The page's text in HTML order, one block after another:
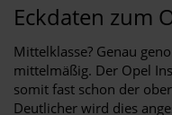
Eckdaten zum
Mittelklasse? Genau
mittelmäßig. Der Opel
somit fast schon der
Deutlicher wird dies